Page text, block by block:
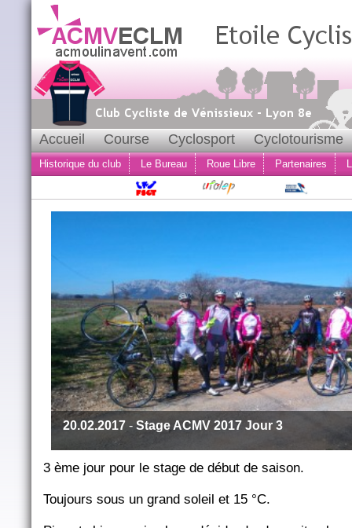
Accueil Course Cyclosport Cyclotourisme
Historique du club Le Bureau Roue Libre Partenaires
20.02.2017 - Stage ACMV 2017 Jour 3
3 ème jour pour le stage de début de saison.
Toujours sous un grand soleil et 15 °C.